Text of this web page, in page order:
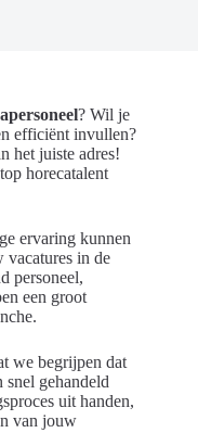
? Wil je
efficiënt invullen?
het juiste adres!
horecatalent
ervaring kunnen
vacatures in de
personeel,
een groot
we begrijpen dat
snel gehandeld
uit handen,
van jouw